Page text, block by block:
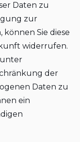
Daten zu
zur
Sie diese
widerrufen.
unter
der
Daten zu
ein